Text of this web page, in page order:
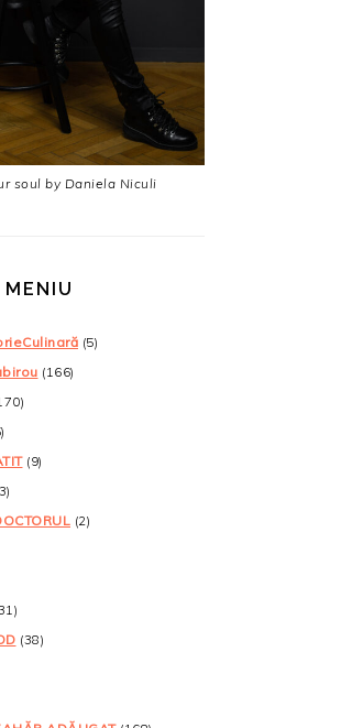
soul by Daniela Niculi
MENIU
(5)
(166)
(9)
(2)
(38)